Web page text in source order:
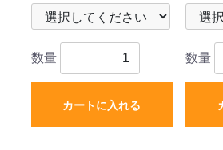
数量
カートに入れる
数量